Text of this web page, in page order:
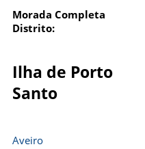
Morada Completa
Distrito:
Ilha de Porto
Santo
Aveiro